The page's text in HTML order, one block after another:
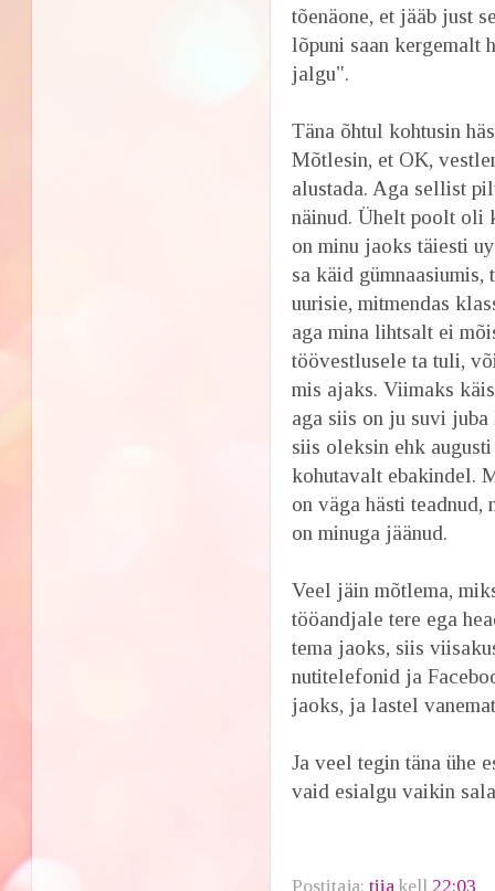
tõenäone, et jääb just
lõpuni saan
jalgu".
Täna õhtul kohtusin
Mõtlesin, et OK,
alustada. Aga sellist
näinud. Ühelt poolt oli
on minu jaoks täiesti
sa käid
uurisie, mitmendas
aga mina lihtsalt ei
töövestlusele ta tuli,
mis ajaks. Viimaks
aga siis on ju suvi
siis oleksin ehk
kohutavalt ebakindel.
on väga hästi
on minuga jäänud.
Veel jäin mõtlema,
tööandjale tere ega
tema jaoks, siis
nutitelefonid ja
jaoks, ja lastel
Ja veel tegin täna ühe
vaid esialgu vaikin
Postitaja:tiia kell 22:03